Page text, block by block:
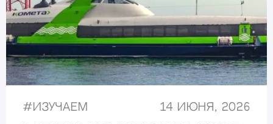
#Изучаем 14 июня, 2026